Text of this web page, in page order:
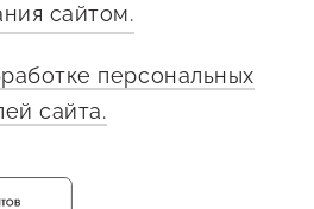
сайтом.
персональных
сайта.